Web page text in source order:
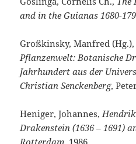
and in the Guianas 1680-
Großkinsky, Manfred (Hg.),
Pflanzenwelt: Botanische
Jahrhundert aus der
Christian Senckenberg,
Heniger, Johannes,
Drakenstein (1636 – 1691)